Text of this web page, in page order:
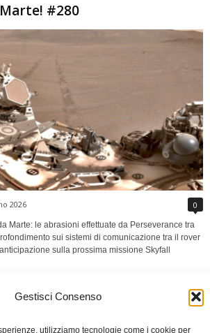
Gestisci Consenso
utilizziamo tecnologie come i cookie per
#280
2026 0
Marte: le abrasioni effettuate da Perseverance tra
sui sistemi di comunicazione tra il rover
sulla prossima missione Skyfall